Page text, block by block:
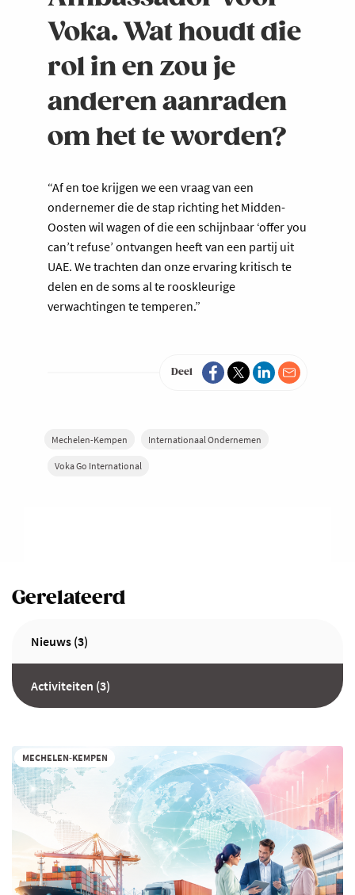
Voka. Wat houdt die
rol in en zou je
anderen aanraden
om het te worden?
“Af en toe krijgen we een vraag van een
ondernemer die de stap richting het Midden-
Oosten wil wagen of die een schijnbaar ‘offer you
can’t refuse’ ontvangen heeft van een partij uit
UAE. We trachten dan onze ervaring kritisch te
delen en de soms al te rooskleurige
verwachtingen te temperen.”
Deel
Mechelen-Kempen Internationaal Ondernemen
Voka Go International
Gerelateerd
Nieuws (3)
Activiteiten (3)
MECHELEN-KEMPEN